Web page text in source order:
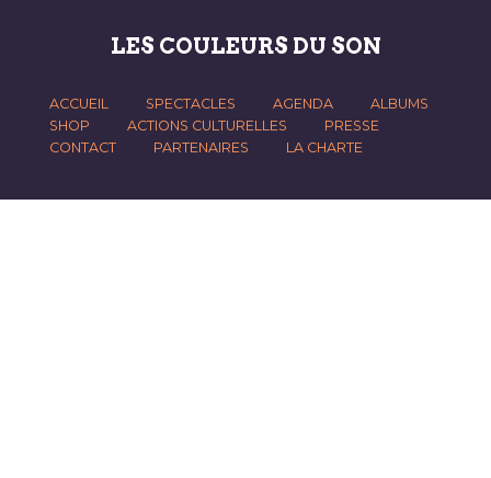
LES COULEURS DU SON
ACCUEIL SPECTACLES AGENDA
ALBUMS
SHOP
ACTIONS CULTURELLES
PRESSE
CONTACT
PARTENAIRES LA CHARTE